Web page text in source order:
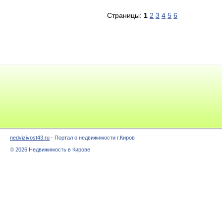
Страницы: 1 2 3 4 5 6
nedvizivost43.ru - Портал о недвижимости г.Киров
© 2026 Недвижимость в Кирове